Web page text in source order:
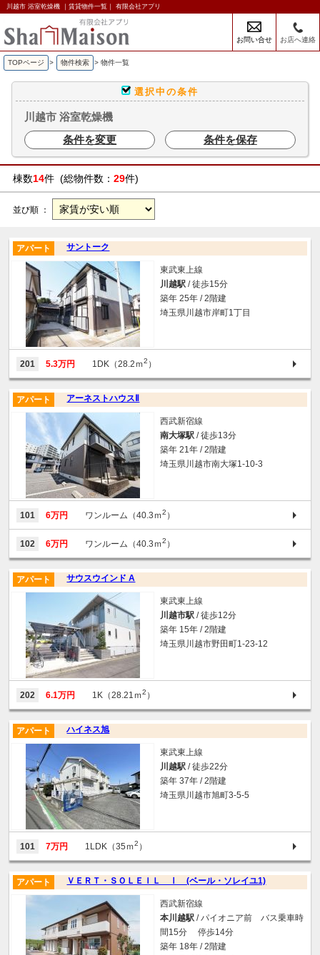
川越市 浴室乾燥機 ｜賃貸物件一覧｜ 有限会社アプリ
お問い合せ お店へ連絡
TOPページ > 物件検索 > 物件一覧
選択中の条件
川越市 浴室乾燥機
条件を変更
条件を保存
棟数14件 (総物件数： 29件)
並び順 ：
サントーク
アパート
東武東上線
川越駅 / 徒歩15分
築年 25年 / 2階建
埼玉県川越市岸町1丁目
201 5.3万円 1DK（28.2ｍ2 ）
アーネストハウスⅡ
アパート
西武新宿線
南大塚駅 / 徒歩13分
築年 21年 / 2階建
埼玉県川越市南大塚1-10-3
101 6万円 ワンルーム（40.3ｍ2 ）
102 6万円 ワンルーム（40.3ｍ2 ）
サウスウインド A
アパート
東武東上線
川越市駅 / 徒歩12分
築年 15年 / 2階建
埼玉県川越市野田町1-23-12
202 6.1万円 1K（28.21ｍ2 ）
ハイネス旭
アパート
東武東上線
川越駅 / 徒歩22分
築年 37年 / 2階建
埼玉県川越市旭町3-5-5
101 7万円 1LDK（35ｍ2 ）
ＶＥＲＴ・ＳＯＬＥＩＬ Ⅰ (ベール・ソレイユ1)
アパート
西武新宿線
本川越駅 / パイオニア前 バス乗車時
間15分 停歩14分
築年 18年 / 2階建